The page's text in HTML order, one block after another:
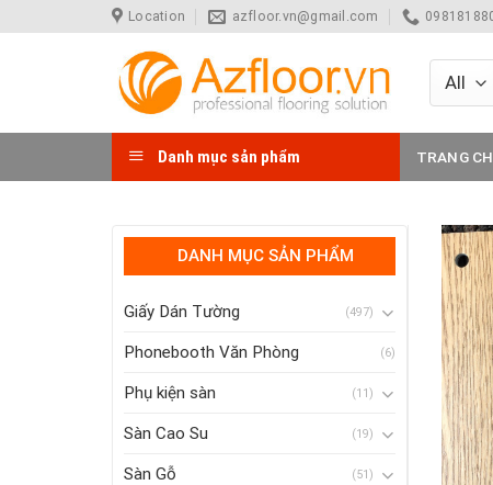
to
Location azfloor.vn@gmail.com
Danh mục sản phẩm TRANG
DANH MỤC SẢN PHẨM
Giấy Dán Tường (497)
Phonebooth Văn Phòng (6)
Phụ kiện sàn (11)
Sàn Cao Su (19)
Sàn Gỗ (51)